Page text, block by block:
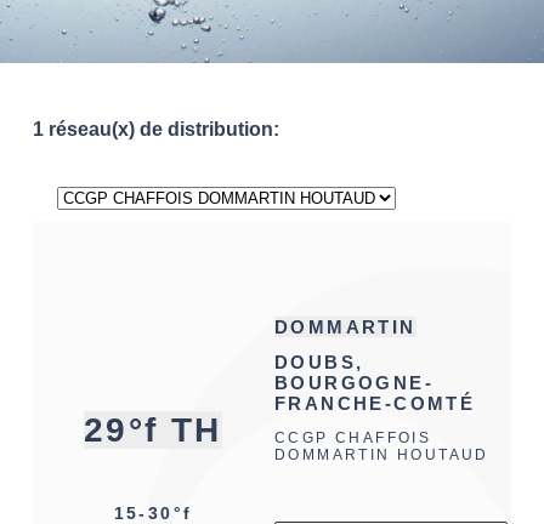
1 réseau(x) de distribution:
29°f TH
15-30°f
DOMMARTIN
DOUBS,
BOURGOGNE-
FRANCHE-COMTÉ
CCGP CHAFFOIS
DOMMARTIN HOUTAUD